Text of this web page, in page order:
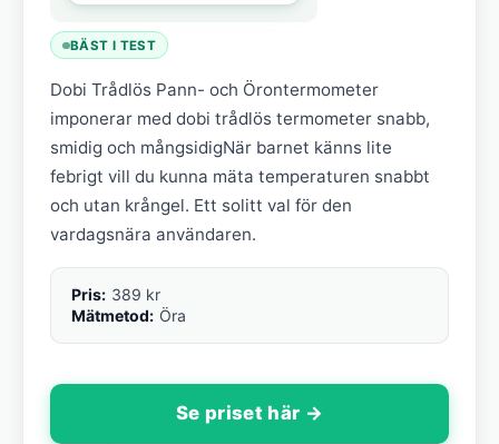
BÄST I TEST
Dobi Trådlös Pann- och Örontermometer
imponerar med dobi trådlös termometer snabb,
smidig och mångsidigNär barnet känns lite
febrigt vill du kunna mäta temperaturen snabbt
och utan krångel. Ett solitt val för den
vardagsnära användaren.
Pris: 389 kr
Mätmetod: Öra
Se priset här →